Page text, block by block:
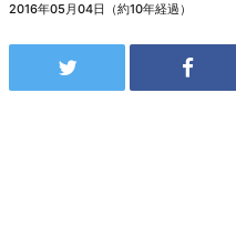
2016年05月04日（約10年経過）